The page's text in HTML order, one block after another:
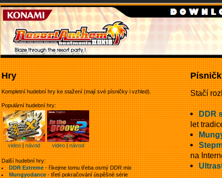
Hry
Kompletní hudební hry ke stažení (mají své písničky i vzhled).
Populární hudební hry:
video|návod video|návod
Další hudební hry:
DDR Extreme- říkejme tomu třeba osmý DDR mix
Mungyodance- třetí pokračování úspěšné série
Stačí
DDR
let
na